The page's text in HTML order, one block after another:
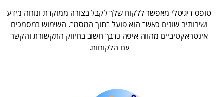
טופס דיגיטלי מאפשר ללקוח שלך לקבל בצורה ממוקדת ונוחה מידע
ושירותים שונים כאשר הוא פועל בתוך המסמך. השימוש במסמכים
אינטראקטיביים מהווה איפה נדבך חשוב בחיזוק התקשורת והקשר
עם הלקוחות.